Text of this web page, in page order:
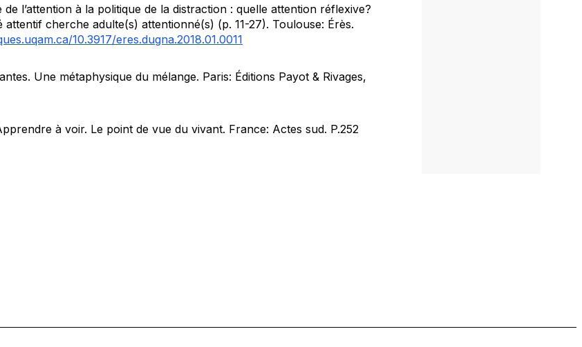
de l’attention à la politique de la distraction : quelle attention réflexive?
attentif cherche adulte(s) attentionné(s) (p. 11-27). Toulouse: Érès.
10.3917/eres.dugna.2018.01.0011
Une métaphysique du mélange. Paris: Éditions Payot & Rivages,
à voir. Le point de vue du vivant. France: Actes sud. P.252